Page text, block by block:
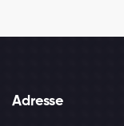
Adresse